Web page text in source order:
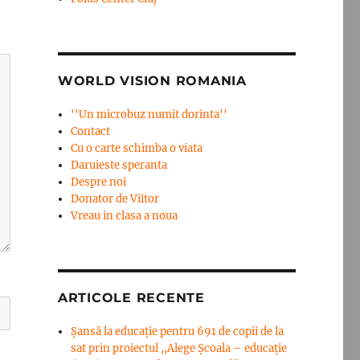
WORLD VISION ROMANIA
''Un microbuz numit dorinta''
Contact
Cu o carte schimba o viata
Daruieste speranta
Despre noi
Donator de Viitor
Vreau in clasa a noua
ARTICOLE RECENTE
Șansă la educație pentru 691 de copii de la
sat prin proiectul ,,Alege Școala – educație